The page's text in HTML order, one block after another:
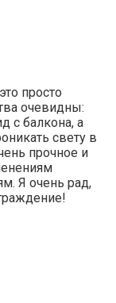
просто
очевидны:
с балкона, а
свету в
прочное и
Я очень рад,